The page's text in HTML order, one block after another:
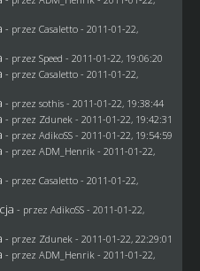
- przez Casaletto- 2011-01-22,
- przez Speed - 2011-01-22, 19:06:20
- przez Casaletto- 2011-01-22,
- przez sothis- 2011-01-22, 19:38:44
- przez Zdunek - 2011-01-22, 19:42:31
- przez AdikoSS - 2011-01-22, 19:54:59
- przez ADM_Henrik - 2011-01-22,
- przez Casaletto- 2011-01-22,
- przez AdikoSS - 2011-01-22,
- przez Zdunek - 2011-01-22, 22:29:01
- przez ADM_Henrik - 2011-01-22,